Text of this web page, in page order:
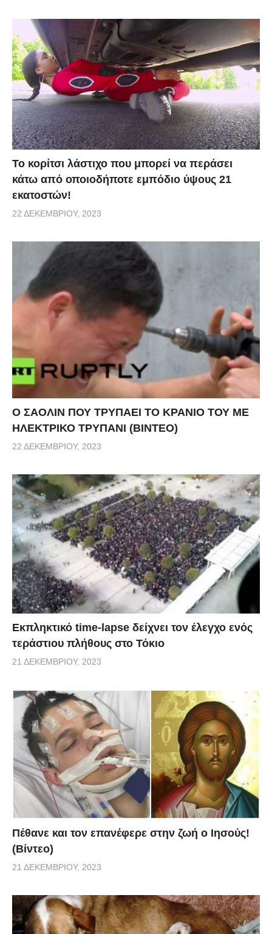
Το κορίτσι λάστιχο που μπορεί να περάσει
κάτω από οποιοδήποτε εμπόδιο ύψους 21
εκατοστών!
22 ΔΕΚΕΜΒΡΊΟΥ, 2023
Ο ΣΑΟΛΙΝ ΠΟΥ ΤΡΥΠΑΕΙ ΤΟ ΚΡΑΝΙΟ ΤΟΥ ΜΕ
ΗΛΕΚΤΡΙΚΟ ΤΡΥΠΑΝΙ (ΒΙΝΤΕΟ)
22 ΔΕΚΕΜΒΡΊΟΥ, 2023
Εκπληκτικό time-lapse δείχνει τον έλεγχο ενός
τεράστιου πλήθους στο Τόκιο
21 ΔΕΚΕΜΒΡΊΟΥ, 2023
Πέθανε και τον επανέφερε στην ζωή ο Ιησούς!
(Βίντεο)
21 ΔΕΚΕΜΒΡΊΟΥ, 2023